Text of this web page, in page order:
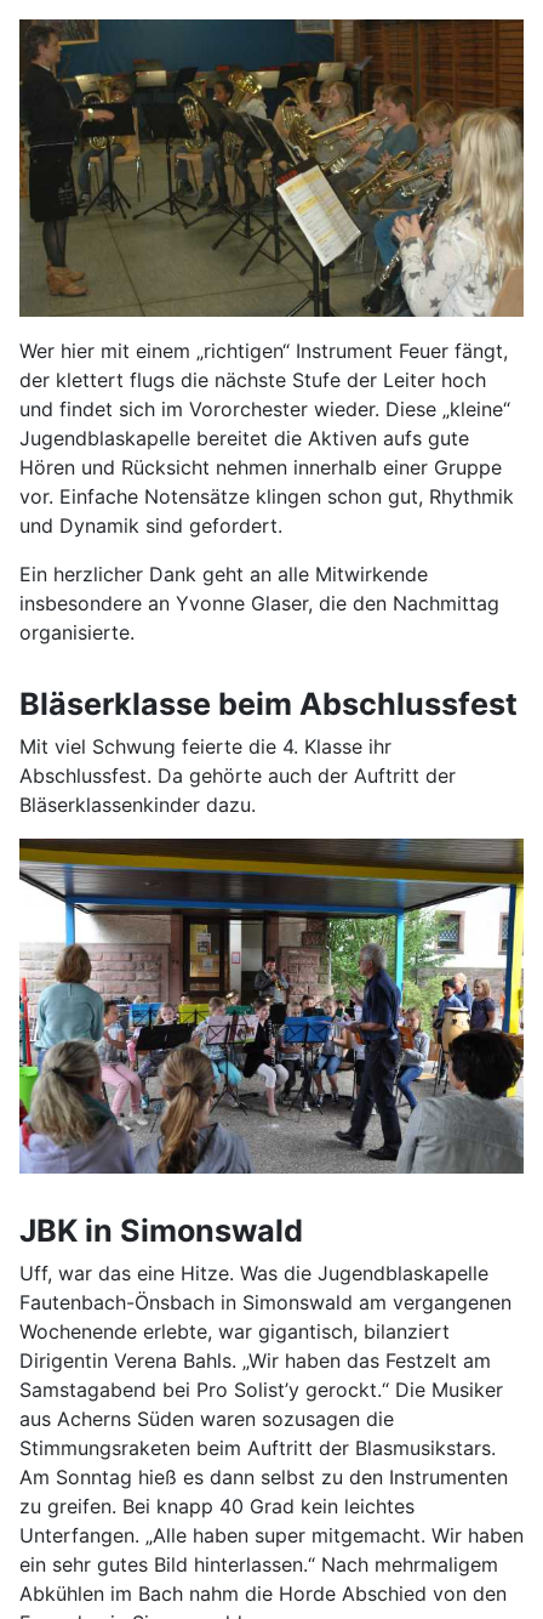
Wer hier mit einem „richtigen“ Instrument Feuer fängt,
der klettert flugs die nächste Stufe der Leiter hoch
und findet sich im Vororchester wieder. Diese „kleine“
Jugendblaskapelle bereitet die Aktiven aufs gute
Hören und Rücksicht nehmen innerhalb einer Gruppe
vor. Einfache Notensätze klingen schon gut, Rhythmik
und Dynamik sind gefordert.
Ein herzlicher Dank geht an alle Mitwirkende
insbesondere an Yvonne Glaser, die den Nachmittag
organisierte.
Bläserklasse beim Abschlussfest
Mit viel Schwung feierte die 4. Klasse ihr
Abschlussfest. Da gehörte auch der Auftritt der
Bläserklassenkinder dazu.
JBK in Simonswald
Uff, war das eine Hitze. Was die Jugendblaskapelle
Fautenbach-Önsbach in Simonswald am vergangenen
Wochenende erlebte, war gigantisch, bilanziert
Dirigentin Verena Bahls. „Wir haben das Festzelt am
Samstagabend bei Pro Solist’y gerockt.“ Die Musiker
aus Acherns Süden waren sozusagen die
Stimmungsraketen beim Auftritt der Blasmusikstars.
Am Sonntag hieß es dann selbst zu den Instrumenten
zu greifen. Bei knapp 40 Grad kein leichtes
Unterfangen. „Alle haben super mitgemacht. Wir haben
ein sehr gutes Bild hinterlassen.“ Nach mehrmaligem
Abkühlen im Bach nahm die Horde Abschied von den